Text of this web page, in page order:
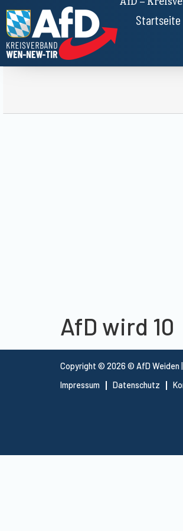
Startseite
AfD wird 10
Copyright © 2026 © AfD Weiden
Impressum
Datenschutz